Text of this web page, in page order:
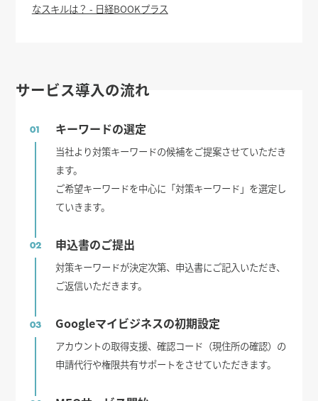
なスキルは？ - 日経BOOKプラス
サービス導入の流れ
01 キーワードの選定
当社より対策キーワードの候補をご提案させていただき
ます。
ご希望キーワードを中心に「対策キーワード」を選定し
ていきます。
02 申込書のご提出
対策キーワードが決定次第、申込書にご記入いただき、
ご返信いただきます。
03 Googleマイビジネスの初期設定
アカウントの取得支援、確認コード（現住所の確認）の
申請代行や権限共有サポートをさせていただきます。